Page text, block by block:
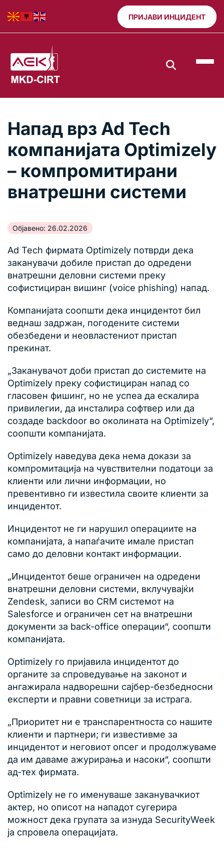
ПРИЈАВИ ИНЦИДЕНТ
Напад врз Ad Tech
компанијата Optimizely
– компромитирани
внатрешни системи
Објавено: 26.02.2026
Ad Tech фирмата Optimizely потврди дека
заканувачи добиле пристап до одредени
внатрешни деловни системи преку
софистициран вишинг (voice phishing) напад.
Компанијата соопшти дека инцидентот бил
веднаш задржан, погодените системи
обезбедени и неовластениот пристап
прекинат.
„Заканувачот доби пристап до системите на
Optimizely преку софистициран напад со
гласовен фишинг, но не успеа да ескалира
привилегии, да инсталира софтвер или да
создаде backdoor во околината на Optimizely“,
соопшти компанијата.
Optimizely наведува дека нема докази за
компромитација на чувствителни податоци за
клиенти или лични информации, но
превентивно ги известила своите клиенти за
инцидентот.
Инцидентот не ги нарушил операциите на
компанијата, а напаѓачите имале пристап
само до деловни контакт информации.
„Инцидентот беше ограничен на одредени
внатрешни деловни системи, вклучувајќи
Zendesk, записи во CRM системот на
Salesforce и ограничен сет на внатрешни
документи за back-office операции“, соопшти
компанијата.
Optimizely го пријавила инцидентот до
органите за спроведување на законот и
ангажирала надворешни сајбер-безбедносни
експерти и правни советници за истрага.
„Приоритет ни е транспарентноста со нашите
клиенти и партнери; ги известивме за
инцидентот и неговиот опсег и продолжуваме
да им даваме ажурирања и насоки“, соопшти
ад-тех фирмата.
Optimizely не го именуваше заканувачкиот
актер, но описот на нападот сугерира
можност дека групата за изнуда SecurityWeek
ја спровела операцијата.